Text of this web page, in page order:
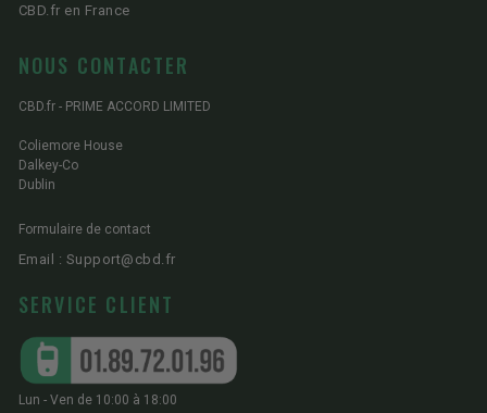
CBD.fr en France
NOUS CONTACTER
CBD.fr - PRIME ACCORD LIMITED
Coliemore House
Dalkey-Co
Dublin
Formulaire de contact
Email : Support@cbd.fr
SERVICE CLIENT
Lun - Ven de 10:00 à 18:00